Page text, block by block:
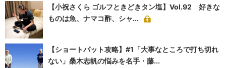
【小祝さくら ゴルフときどきタン塩】Vol.92 好きな
ものは魚、ナマコ酢、シャ...
【ショートパット攻略】#1「大事なところで打ち切れ
ない」桑木志帆の悩みを名手・藤...